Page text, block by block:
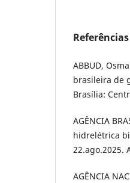
Referências
ABBUD,
brasileira de
Brasília:
AGÊNCIA
hidrelétrica
22.ago.2025.
AGÊNCIA